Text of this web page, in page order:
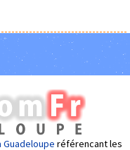
Guadeloupe référencant les